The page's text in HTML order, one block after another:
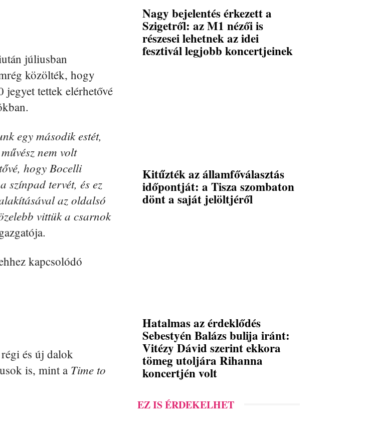
júliusban
közölték, hogy
jegyet tettek elérhetővé
egy második estét,
nem volt
hogy Bocelli
színpad tervét, és ez
az oldalsó
vittük a csarnok
kapcsolódó
és új dalok
is, mint a Time to
Nagy bejelentés érkezett a
Szigetről: az M1 nézői is
részesei lehetnek az idei
fesztivál legjobb koncertjeinek
Kitűzték az államfőválasztás
időpontját: a Tisza szombaton
dönt a saját jelöltjéről
Hatalmas az érdeklődés
Sebestyén Balázs bulija iránt:
Vitézy Dávid szerint ekkora
tömeg utoljára Rihanna
koncertjén volt
EZ IS ÉRDEKELHET